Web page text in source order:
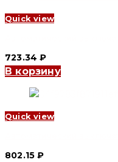
Quick view
723.34₽
В корзину
Quick view
802.15₽